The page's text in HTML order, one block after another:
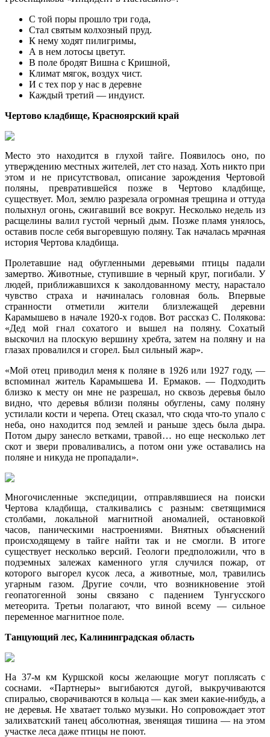
С той поры прошло три года,
Стал святым колхозный пруд.
К нему ходят пилигримы,
А в нем лотосы цветут.
В поле бродят Вишна с Кришной,
Климат мягок, воздух чист.
И с тех пор у нас в деревне
Каждый третий — индуист.
Чертово кладбище, Красноярский край
Место это находится в глухой тайге. Появилось оно, по
утверждению местных жителей, лет сто назад. Хоть никто при
этом и не присутствовал, описание зарождения Чертовой
поляны, превратившейся позже в Чертово кладбище,
существует. Мол, землю разрезала огромная трещина и оттуда
полыхнул огонь, сжигавший все вокруг. Несколько недель из
расщелины валил густой черный дым. Позже пламя унялось,
оставив после себя выгоревшую поляну. Так началась мрачная
история Чертова кладбища.
Пролетавшие над обугленными деревьями птицы падали
замертво. Животные, ступившие в черный круг, погибали. У
людей, приближавшихся к заколдованному месту, нарастало
чувство страха и начиналась головная боль. Впервые
странности отметили жители близлежащей деревни
Карамышево в начале 1920-х годов. Вот рассказ С. Полякова:
«Дед мой гнал сохатого и вышел на поляну. Сохатый
выскочил на плоскую вершину хребта, затем на поляну и на
глазах провалился и сгорел. Был сильный жар».
«Мой отец приводил меня к поляне в 1926 или 1927 году, —
вспоминал житель Карамышева И. Ермаков. — Подходить
близко к месту он мне не разрешал, но сквозь деревья было
видно, что деревья вблизи поляны обуглены, саму поляну
устилали кости и черепа. Отец сказал, что сюда что-то упало с
неба, оно находится под землей и раньше здесь была дыра.
Потом дыру занесло ветками, травой… но еще несколько лет
скот и звери проваливались, а потом они уже оставались на
поляне и никуда не пропадали».
Многочисленные экспедиции, отправлявшиеся на поиски
Чертова кладбища, сталкивались с разным: светящимися
столбами, локальной магнитной аномалией, остановкой
часов, паническими настроениями. Внятных объяснений
происходящему в тайге найти так и не смогли. В итоге
существует несколько версий. Геологи предположили, что в
подземных залежах каменного угля случился пожар, от
которого выгорел кусок леса, а животные, мол, травились
угарным газом. Другие сочли, что возникновение этой
геопатогенной зоны связано с падением Тунгусского
метеорита. Третьи полагают, что виной всему — сильное
переменное магнитное поле.
Танцующий лес, Калининградская область
На 37-м км Куршской косы желающие могут поплясать с
соснами. «Партнеры» выгибаются дугой, выкручиваются
спиралью, сворачиваются в кольца — как змеи какие-нибудь, а
не деревья. Не хватает только музыки. Но сопровождает этот
залихватский танец абсолютная, звенящая тишина — на этом
участке леса даже птицы не поют.